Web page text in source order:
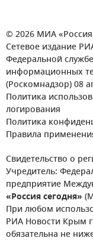
© 2026 МИА «Россия
Сетевое издание
Федеральной
информационных
(Роскомнадзор) 08
Политика
логирования
Политика
Правила
Свидетельство о
Учредитель:
предприятие
«Россия сегодня»
При любом
РИА Новости Крым
обязательна не